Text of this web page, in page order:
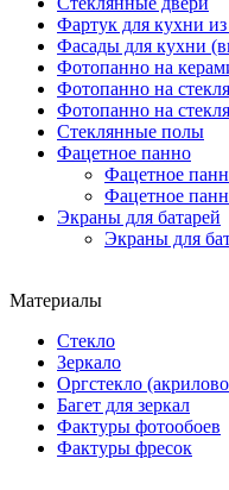
Фартук для кухни
Фасады для кухни
Фотопанно на
Фотопанно на
Фотопанно на
Стеклянные полы
Фацетное панно
Фацетное
Фацетное
Экраны для батарей
Экраны для
Материалы
Стекло
Зеркало
Оргстекло
Багет для зеркал
Фактуры фотообоев
Фактуры фресок